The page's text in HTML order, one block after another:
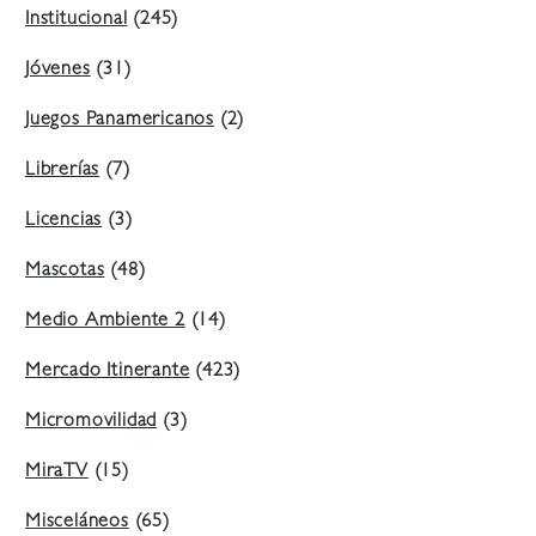
Institucional(245)
Jóvenes(31)
Juegos Panamericanos (2)
Librerías(7)
Licencias(3)
Mascotas(48)
Medio Ambiente 2(14)
Mercado Itinerante(423)
Micromovilidad(3)
MiraTV(15)
Misceláneos(65)